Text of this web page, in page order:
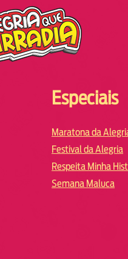
Especiais
Maratona da
Festival da Alegria
Respeita Minha
Semana Maluca